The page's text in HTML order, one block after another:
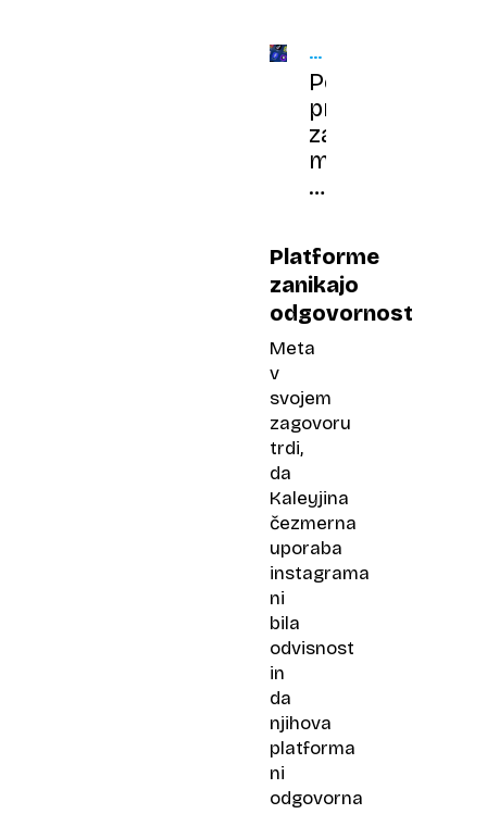
DRUŽBENA
OMREŽJA
Po
prepovedih
za
mlade
še
odraslih
Platforme
zanikajo
odgovornost
Meta
v
svojem
zagovoru
trdi,
da
Kaleyjina
čezmerna
uporaba
instagrama
ni
bila
odvisnost
in
da
njihova
platforma
ni
odgovorna